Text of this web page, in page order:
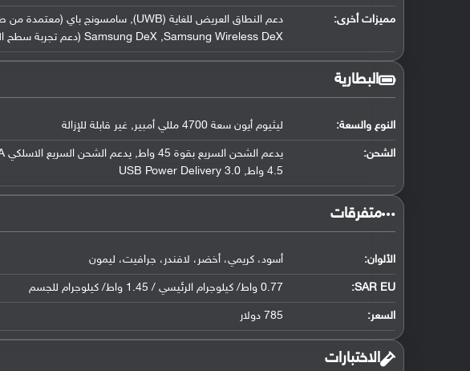
مميزات أخرى:
Samsung DeX ,Samsung Wireless DeX (دعم تجربة سطح المكتب)
البطارية
النوع والسعة: ليثيوم أيون سعة 4700 مللي أمبير, غير قابلة للإزالة
الشحن:
4.5 واط, USB Power Delivery 3.0
‏متفرقات‏
الألوان: أسود، كريمي، أخضر، لافندر، جرافيت، ليمون
SAR EU: 0.77 واط/ كيلوجرام الرئيسي / 1.45 واط/ كيلوجرام للجسم
السعر: 785 دولار
‏الاختبارات‏